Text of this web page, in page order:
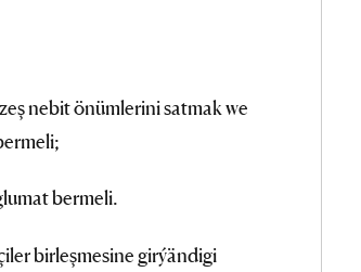
nebit önümlerini satmak we
bermeli.
birleşmesine girýändigi